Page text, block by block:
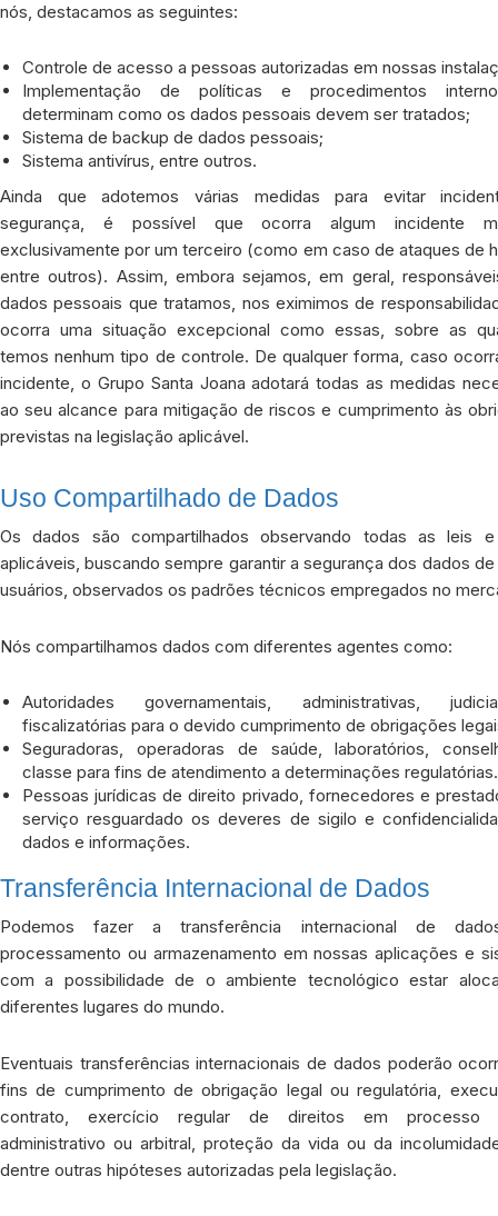
nós, destacamos as seguintes:
Controle de acesso a pessoas autorizadas em nossas
Implementação de políticas e procedimentos
determinam como os dados pessoais devem ser tratados;
Sistema de backup de dados pessoais;
Sistema antivírus, entre outros.
Ainda que adotemos várias medidas para evitar
segurança, é possível que ocorra algum incidente
exclusivamente por um terceiro (como em caso de ataques de
entre outros). Assim, embora sejamos, em geral,
dados pessoais que tratamos, nos eximimos de
ocorra uma situação excepcional como essas, sobre as
temos nenhum tipo de controle. De qualquer forma, caso
incidente, o Grupo Santa Joana adotará todas as medidas
ao seu alcance para mitigação de riscos e cumprimento às
previstas na legislação aplicável.
Uso Compartilhado de Dados
Os dados são compartilhados observando todas as leis
aplicáveis, buscando sempre garantir a segurança dos dados
usuários, observados os padrões técnicos empregados no
Nós compartilhamos dados com diferentes agentes como:
Autoridades governamentais, administrativas,
fiscalizatórias para o devido cumprimento de obrigações
Seguradoras, operadoras de saúde, laboratórios,
classe para fins de atendimento a determinações regulatórias.
Pessoas jurídicas de direito privado, fornecedores e
serviço resguardado os deveres de sigilo e
dados e informações.
Transferência Internacional de Dados
Podemos fazer a transferência internacional de
processamento ou armazenamento em nossas aplicações e
com a possibilidade de o ambiente tecnológico estar
diferentes lugares do mundo.
Eventuais transferências internacionais de dados poderão
fins de cumprimento de obrigação legal ou regulatória,
contrato, exercício regular de direitos em processo
administrativo ou arbitral, proteção da vida ou da
dentre outras hipóteses autorizadas pela legislação.